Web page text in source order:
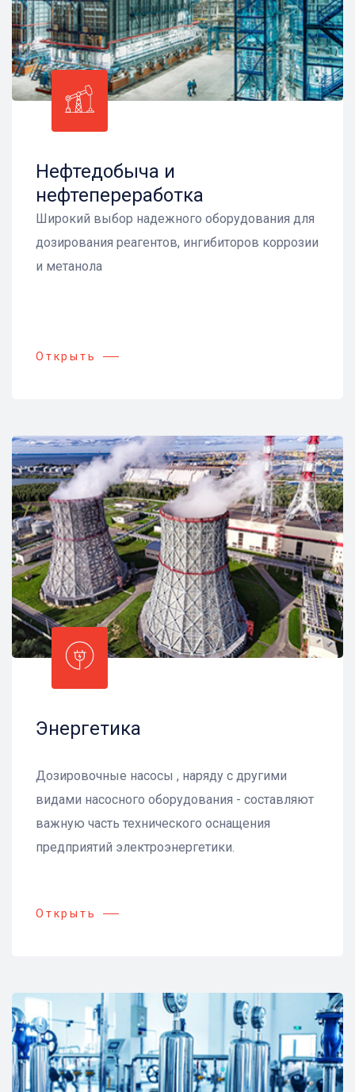
Нефтедобыча и
нефтепереработка
Широкий выбор надежного оборудования для
дозирования реагентов, ингибиторов коррозии
и метанола
Открыть
Энергетика
Дозировочные насосы , наряду с другими
видами насосного оборудования - составляют
важную часть технического оснащения
предприятий электроэнергетики.
Открыть